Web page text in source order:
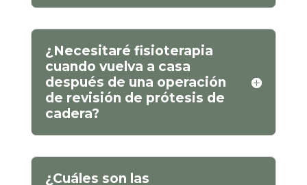
¿Necesitaré fisioterapia
cuando vuelva a casa
después de una operación
de revisión de prótesis de
cadera?
¿Cuáles son las